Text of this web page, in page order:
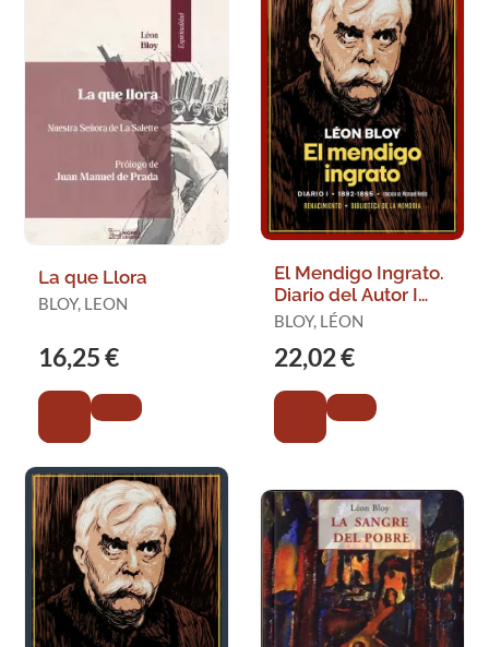
La que Llora
BLOY, LEON
16,25 €
El Mendigo Ingrato.
Diario del Autor I
(1892-1895)
BLOY, LÉON
22,02 €